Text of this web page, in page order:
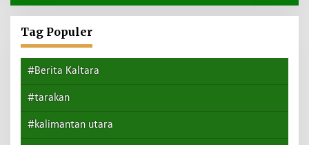
Tag Populer
#Berita Kaltara
#tarakan
#kalimantan utara